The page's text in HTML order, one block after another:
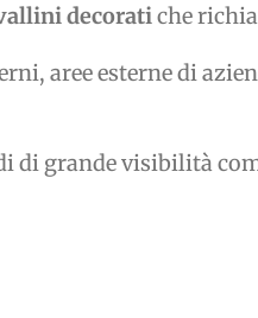
decoratiche
aree esterne di
di grande visibilità